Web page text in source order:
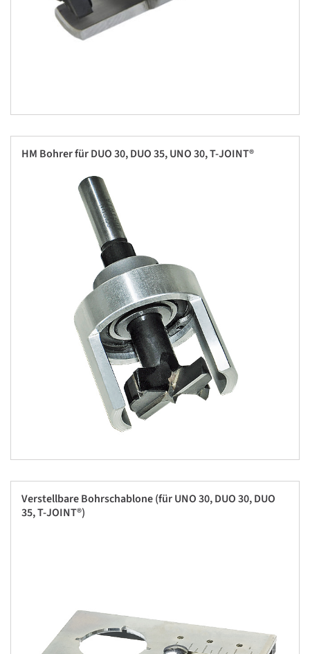
HM Bohrer für DUO 30, DUO 35, UNO 30, T-JOINT®
Verstellbare Bohrschablone (für UNO 30, DUO 30, DUO
35, T-JOINT®)